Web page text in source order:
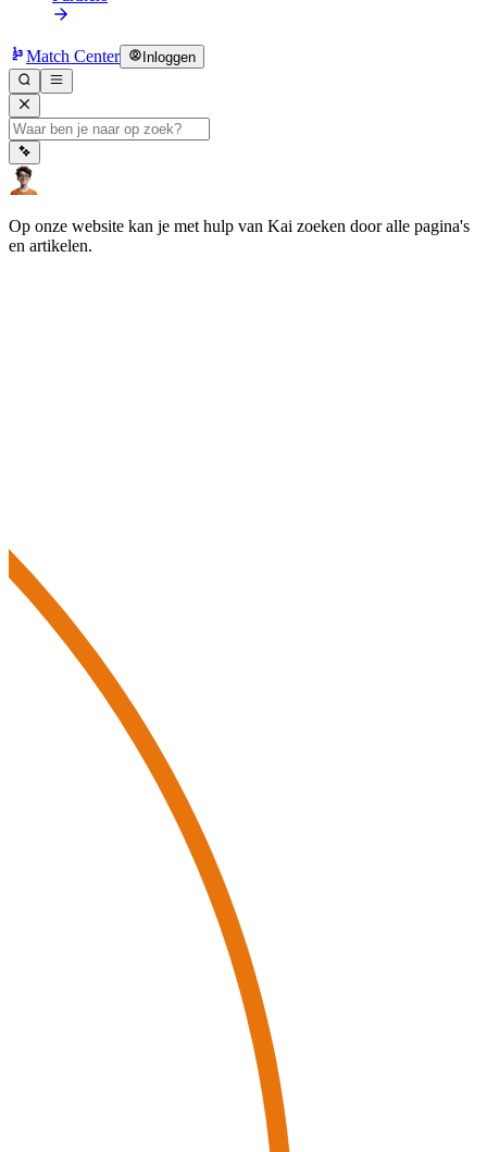
Match Center Inloggen
Op onze website kan je met hulp van Kai zoeken door alle pagina's
en artikelen.